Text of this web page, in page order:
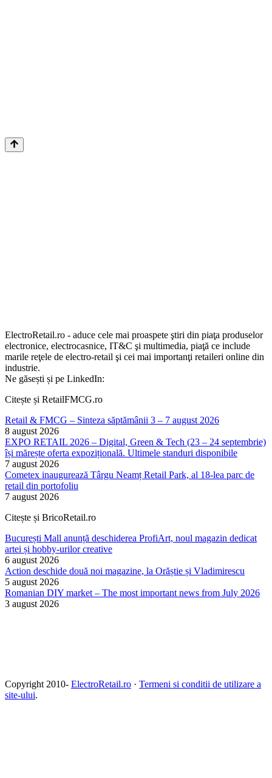
ElectroRetail.ro - aduce cele mai proaspete ştiri din piaţa produselor
electronice, electrocasnice, IT&C şi multimedia, piaţă ce include
marile reţele de electro-retail şi cei mai importanţi retaileri online din
industrie.
Ne găsești și pe LinkedIn:
Citește și RetailFMCG.ro
Retail & FMCG – Sinteza săptămânii 3 – 7 august 2026
8 august 2026
EXPO RETAIL 2026 – Digital, Green & Tech (23 – 24 septembrie)
își mărește oferta expozițională. Ultimele standuri disponibile
7 august 2026
Cometex inaugurează Târgu Neamț Retail Park, al 18-lea parc de
retail din portofoliu
7 august 2026
Citește și BricoRetail.ro
București Mall anunță deschiderea ProfiArt, noul magazin dedicat
artei și hobby-urilor creative
6 august 2026
Action deschide două noi magazine, la Orăștie și Vladimirescu
5 august 2026
Romanian DIY market – The most important news from July 2026
3 august 2026
Copyright 2010- ElectroRetail.ro · Termeni si conditii de utilizare a
site-ului.